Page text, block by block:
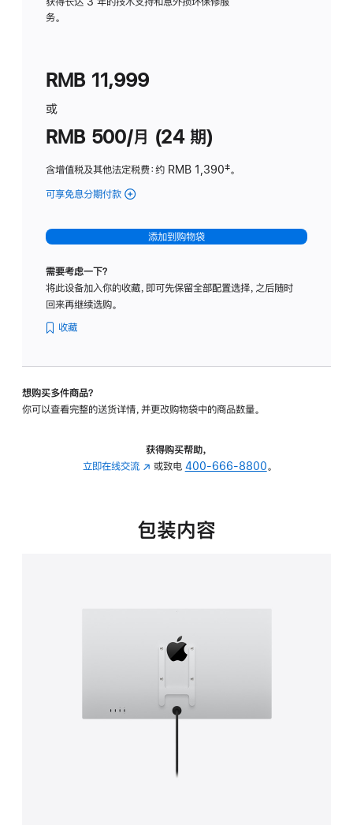
务。
RMB 11,999
或
RMB 500/月 (24 期)
含增值税及其他法定税费：约 RMB 1,390脚
‡。
可享免息分期付款 (Studio
-
标
璃
转
的
添加到购物袋
需要考虑一下？
将此设备加入你的收藏，即可先保留全部配置选择，之后随时
回来再继续选购。
收藏
想购买多件商品？
你可以查看完整的送货详情，并更改购物袋中的商品数量。
获得购买帮助，
立即在线交流 (在
中
或致电 400-666-8800。
包装内容